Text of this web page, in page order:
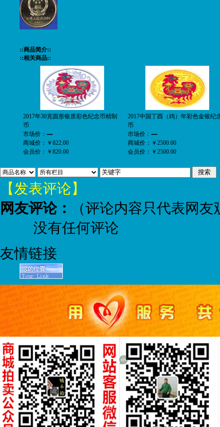
::商品简介::
::相关商品::
2017年30克圆形银质彩色纪念币精制
币
市场价： —
商城价： ￥822.00
会员价： ￥820.00
2017中国丁酉（鸡）年彩色金银纪
币
市场价： —
商城价： ￥2500.00
会员价： ￥2500.00
【发表评论】
网友评论：
（评论内容只代表网
没有任何评论
友情链接